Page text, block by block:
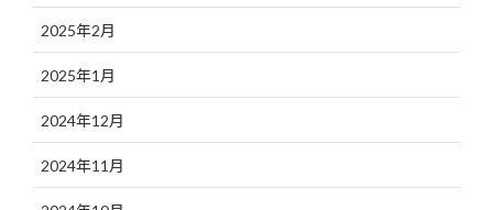
2025年2月
2025年1月
2024年12月
2024年11月